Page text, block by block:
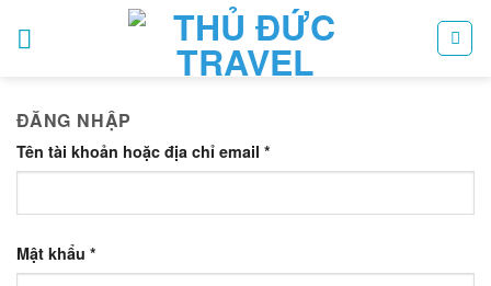
qua
ĐĂNG NHẬP
Tên tài khoản hoặc địa chỉ email *
Mật khẩu *